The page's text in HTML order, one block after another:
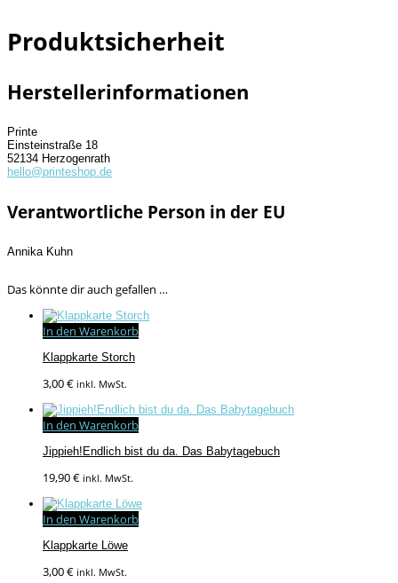
Produktsicherheit
Herstellerinformationen
Printe
Einsteinstraße 18
52134 Herzogenrath
hello@printeshop.de
Verantwortliche Person in der EU
Annika Kuhn
Das könnte dir auch gefallen …
In den Warenkorb
Klappkarte Storch
3,00€ inkl. MwSt.
In den Warenkorb
Jippieh!Endlich bist du da. Das Babytagebuch
19,90€ inkl. MwSt.
In den Warenkorb
Klappkarte Löwe
3,00€ inkl. MwSt.